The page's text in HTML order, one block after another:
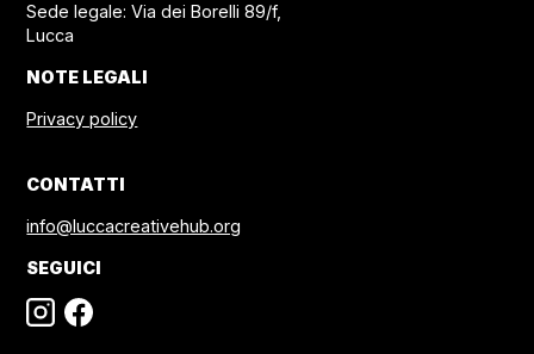
Sede legale: Via dei Borelli 89/f,
Lucca
NOTE LEGALI
Privacy policy
CONTATTI
info@luccacreativehub.org
SEGUICI